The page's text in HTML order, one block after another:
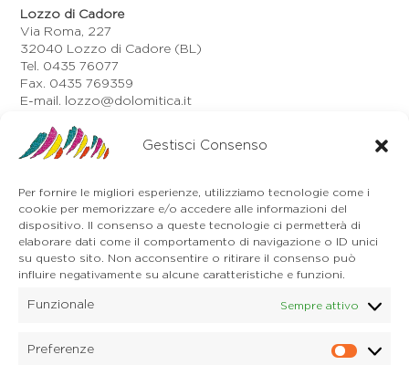
Gestisci Consenso
Per fornire le migliori esperienze, utilizziamo tecnologie come i
cookie per memorizzare e/o accedere alle informazioni del
dispositivo. Il consenso a queste tecnologie ci permetterà di
elaborare dati come il comportamento di navigazione o ID unici
su questo sito. Non acconsentire o ritirare il consenso può
influire negativamente su alcune caratteristiche e funzioni.
Funzionale Sempre attivo
Preferenze
Lozzo di Cadore
Via Roma, 227
32040 Lozzo di Cadore (BL)
Tel. 0435 76077
Fax. 0435 769359
E-mail. lozzo@dolomitica.it
Auronzo di Cadore
Via Unione, 21/B
32041 Auronzo di Cadore (BL)
E-mail. auronzo@dolomitica.it
Cortina d'Ampezzo
32043 Cortina d'Ampezzo (BL)
Tel. 0436 4127
E-mail. pieve@dolomitica.it
S. Stefano di Cadore
32045 S. Stefano di Cadore - Comelico (BL)